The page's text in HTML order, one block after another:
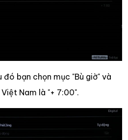
bạn chọn mục "Bù giờ" và
Nam là "+ 7:00".